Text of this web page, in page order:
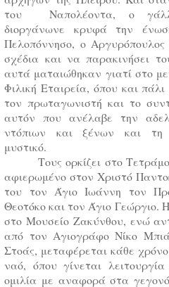
του Ναπολέοντα, ο
διοργάνωνε κρυφά την
Πελοπόννησο, ο
σχέδια και να παρακινήσει
αυτά ματαιώθηκαν γιατί στο
Φιλική Εταιρεία, όπου και
τον πρωταγωνιστή και το
αυτόν που ανέλαβε την
ντόπιων και ξένων και
μυστικό.
Τους ορκίζει στο
αφιερωμένο στον Χριστό
του τον Άγιο Ιωάννη τον
Θεοτόκο και τον Άγιο Γεώργιο.
στο Μουσείο Ζακύνθου, ενώ
από τον Αγιογράφο Νίκο
Στοάς, μεταφέρεται κάθε
ναό, όπου γίνεται
ομιλία με αναφορά στα